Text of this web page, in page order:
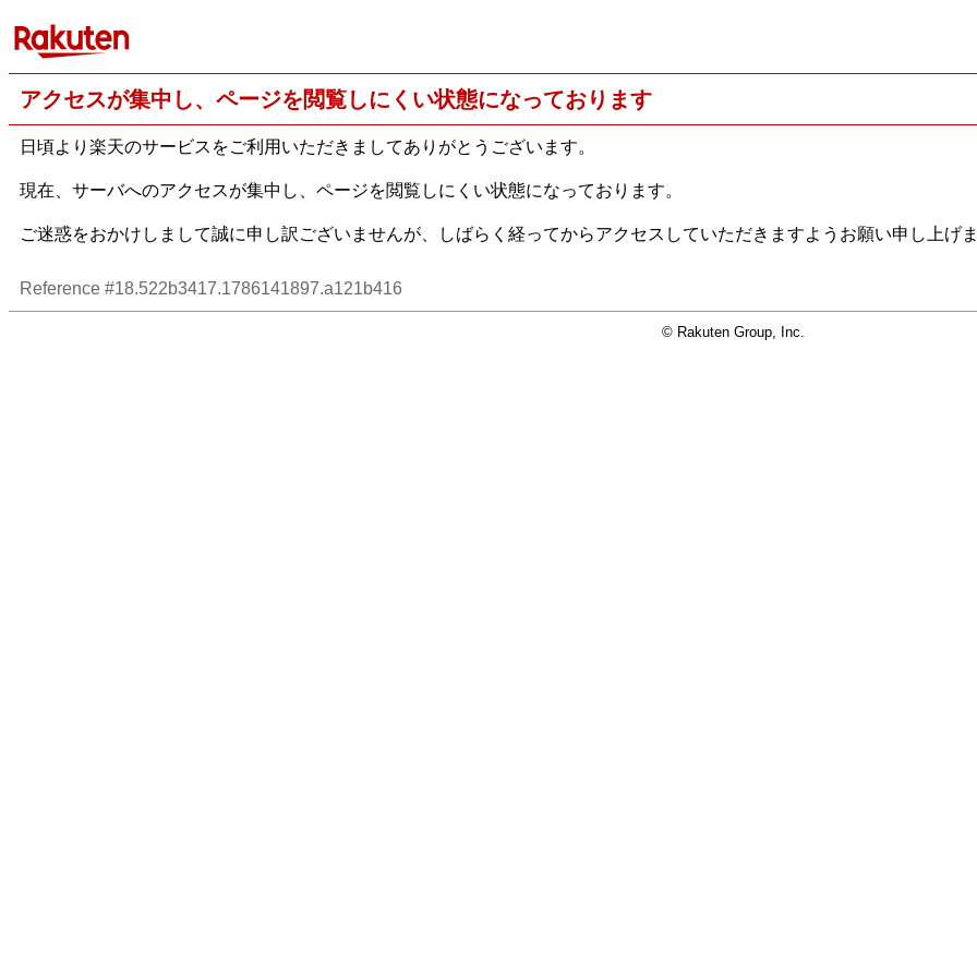
アクセスが集中し、ページを閲覧しにくい状態になっております
日頃より楽天のサービスをご利用いただきましてありがとうございます。
現在、サーバへのアクセスが集中し、ページを閲覧しにくい状態になっております。
ご迷惑をおかけしまして誠に申し訳ございませんが、しばらく経ってからアクセスしていただきますようお願い申し上げ
Reference #18.522b3417.1786141897.a121b416
© Rakuten Group, Inc.